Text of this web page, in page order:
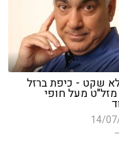
שקט - כיפת ברזל
מזל"ט מעל חופי
14/